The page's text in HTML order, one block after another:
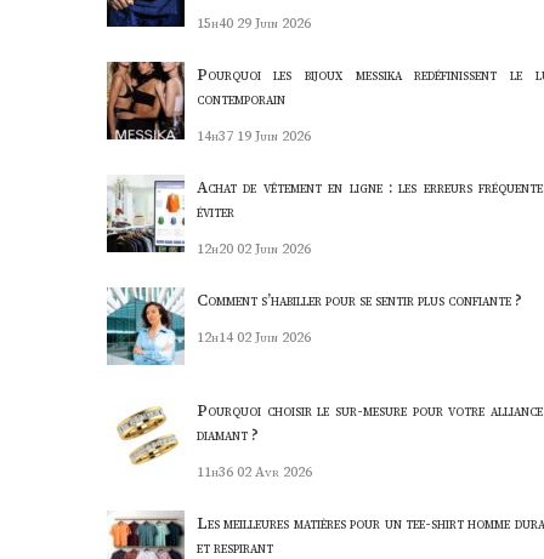
15h40 29 Juin 2026
Pourquoi les bijoux messika redéfinissent le
contemporain
14h37 19 Juin 2026
Achat de vêtement en ligne : les erreurs
éviter
12h20 02 Juin 2026
Comment s’habiller pour se sentir plus confiante ?
12h14 02 Juin 2026
Pourquoi choisir le sur-mesure pour votre
diamant ?
11h36 02 Avr 2026
Les meilleures matières pour un tee-shirt homme
et respirant